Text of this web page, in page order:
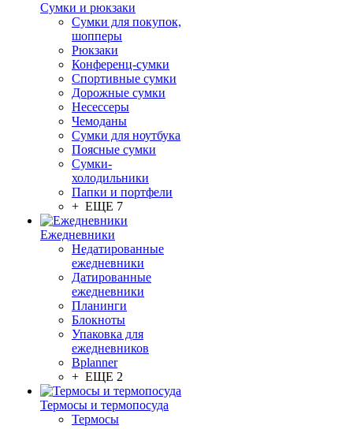
Сумки и рюкзаки
Сумки для покупок,
шопперы
Рюкзаки
Конференц-сумки
Спортивные сумки
Дорожные сумки
Несессеры
Чемоданы
Сумки для ноутбука
Поясные сумки
Сумки-
холодильники
Папки и портфели
+ ЕЩЕ 7
Ежедневники
Недатированные
ежедневники
Датированные
ежедневники
Планинги
Блокноты
Упаковка для
ежедневников
Bplanner
+ ЕЩЕ 2
Термосы и термопосуда
Термосы